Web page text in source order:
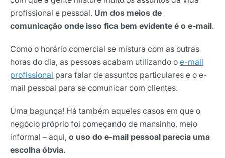
profissional e pessoal. Um dos meios de
comunicação onde isso fica bem evidente é o e-mail.
Como o horário comercial se mistura com as outras
horas do dia, as pessoas acabam utilizando o e-mail
profissional para falar de assuntos particulares e o e-
mail pessoal para se comunicar com clientes.
Uma bagunça! Há também aqueles casos em que o
negócio próprio foi começando de mansinho, meio
informal – aqui, o uso do e-mail pessoal parecia uma
escolha óbvia.